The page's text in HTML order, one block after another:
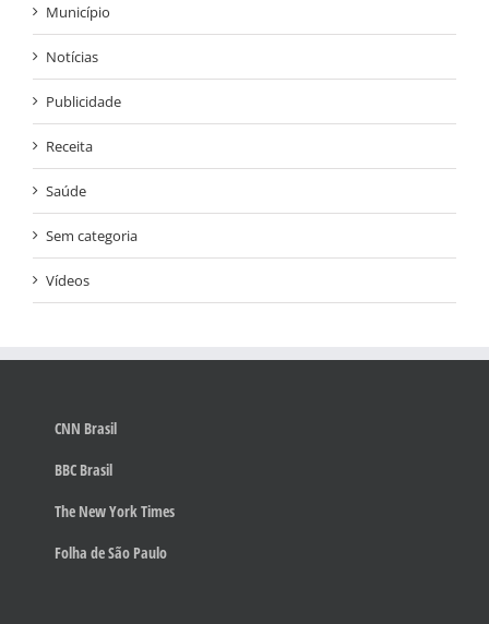
Município
Notícias
Publicidade
Receita
Saúde
Sem categoria
Vídeos
CNN Brasil
BBC Brasil
The New York Times
Folha de São Paulo